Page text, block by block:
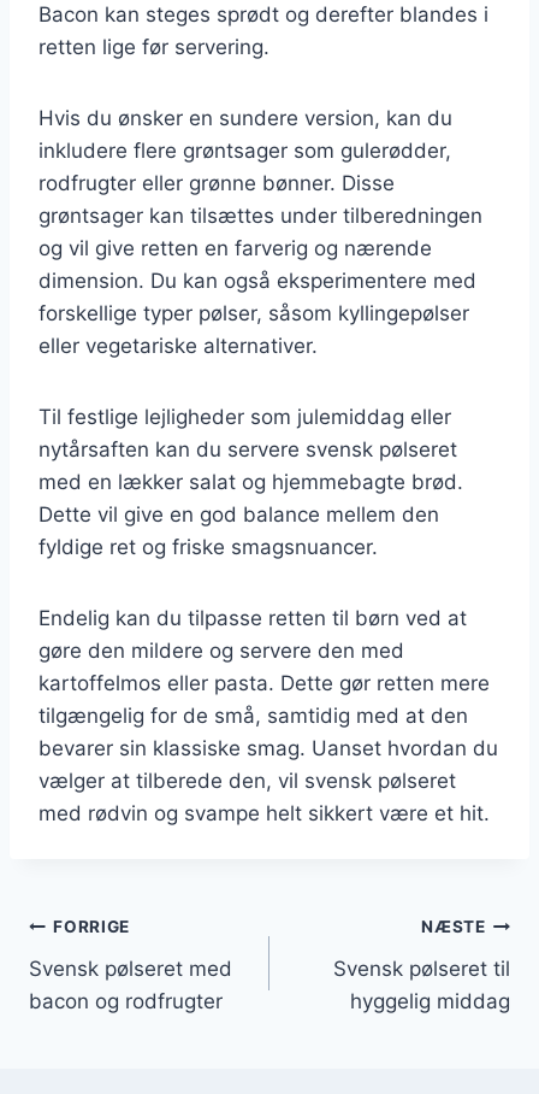
Bacon kan steges sprødt og derefter blandes i
retten lige før servering.
Hvis du ønsker en sundere version, kan du
inkludere flere grøntsager som gulerødder,
rodfrugter eller grønne bønner. Disse
grøntsager kan tilsættes under tilberedningen
og vil give retten en farverig og nærende
dimension. Du kan også eksperimentere med
forskellige typer pølser, såsom kyllingepølser
eller vegetariske alternativer.
Til festlige lejligheder som julemiddag eller
nytårsaften kan du servere svensk pølseret
med en lækker salat og hjemmebagte brød.
Dette vil give en god balance mellem den
fyldige ret og friske smagsnuancer.
Endelig kan du tilpasse retten til børn ved at
gøre den mildere og servere den med
kartoffelmos eller pasta. Dette gør retten mere
tilgængelig for de små, samtidig med at den
bevarer sin klassiske smag. Uanset hvordan du
vælger at tilberede den, vil svensk pølseret
med rødvin og svampe helt sikkert være et hit.
Indlægsnavigation
FORRIGE
Svensk pølseret med
bacon og rodfrugter
NÆSTE
Svensk pølseret til
hyggelig middag